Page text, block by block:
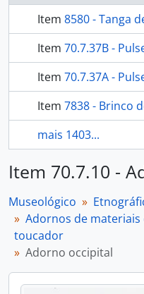
Item 8580 - Tanga
Item 70.7.37B -
Item 70.7.37A -
Item 7838 - Brinco
mais 1403...
Item 70.7.10 -
Museológico
Adornos de
toucador
Adorno occipital